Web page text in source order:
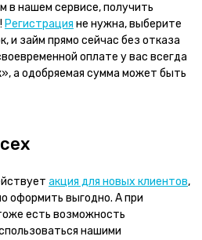
в нашем сервисе, получить
Регистрация не нужна, выберите
и займ прямо сейчас без отказа
оплате у вас всегда
а одобряемая сумма может быть
акция для новых клиентов,
оформить выгодно. А при
есть возможность
нашими